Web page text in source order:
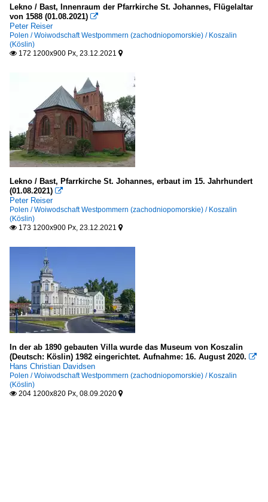
Lekno / Bast, Innenraum der Pfarrkirche St. Johannes, Flügelaltar
von 1588 (01.08.2021) 
Peter Reiser
Polen / Woiwodschaft Westpommern (zachodniopomorskie) / Koszalin
(Köslin)
 172 1200x900 Px, 23.12.2021 
Lekno / Bast, Pfarrkirche St. Johannes, erbaut im 15. Jahrhundert
(01.08.2021) 
Peter Reiser
Polen / Woiwodschaft Westpommern (zachodniopomorskie) / Koszalin
(Köslin)
 173 1200x900 Px, 23.12.2021 
In der ab 1890 gebauten Villa wurde das Museum von Koszalin
(Deutsch: Köslin) 1982 eingerichtet. Aufnahme: 16. August 2020. 
Hans Christian Davidsen
Polen / Woiwodschaft Westpommern (zachodniopomorskie) / Koszalin
(Köslin)
 204 1200x820 Px, 08.09.2020 